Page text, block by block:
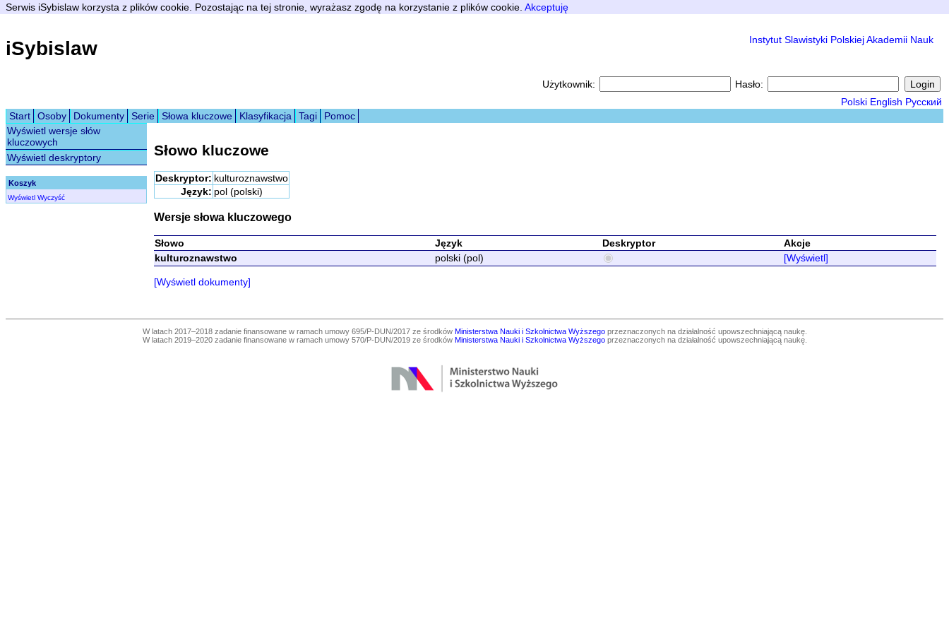
Serwis iSybislaw korzysta z plików cookie. Pozostając na tej stronie, wyrażasz zgodę na korzystanie z plików cookie. Akceptuję
iSybislaw Instytut Slawistyki Polskiej Akademii Nauk
Użytkownik:
Hasło:
Polski English Русский
Start
Osoby Dokumenty Serie Słowa kluczowe Klasyfikacja Tagi
Pomoc
Wyświetl wersje słów
kluczowych
Wyświetl deskryptory
Koszyk
Wyświetl Wyczyść
Słowo kluczowe
Deskryptor: kulturoznawstwo
Język: pol (polski)
Wersje słowa kluczowego
Słowo Język Deskryptor
Akcje
kulturoznawstwo
polski (pol) [Wyświetl]
[Wyświetl dokumenty]
W latach 2017–2018 zadanie finansowane w ramach umowy 695/P-DUN/2017 ze środków Ministerstwa Nauki i Szkolnictwa Wyższegoprzeznaczonych na działalność upowszechniającą naukę.
W latach 2019–2020 zadanie finansowane w ramach umowy 570/P-DUN/2019 ze środków Ministerstwa Nauki i Szkolnictwa Wyższegoprzeznaczonych na działalność upowszechniającą naukę.